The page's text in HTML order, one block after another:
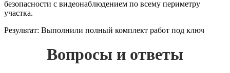
безопасности с видеонаблюдением по всему периметру
участка.
Результат: Выполнили полный комплект работ под ключ
Вопросы и ответы